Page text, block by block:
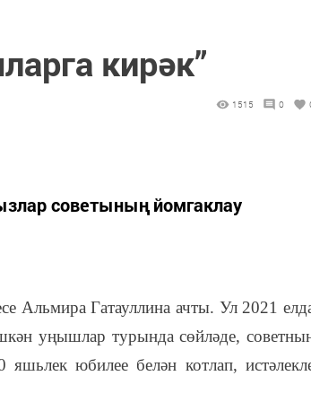
кирәк”
1515 0
советының йомгаклау
Альмира Гатауллина ачты. Ул 2021
уңышлар турында сөйләде,
юбилее белән котлап,